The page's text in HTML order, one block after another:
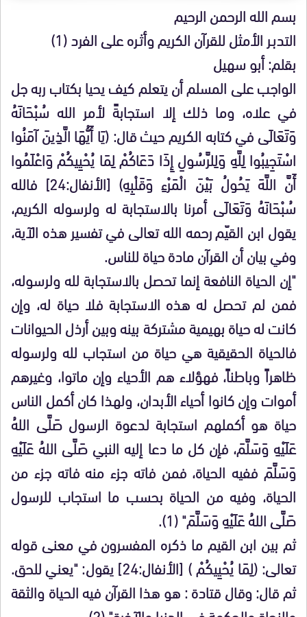
بسم الله الرحمن الرحيم
التدبـر الأمثل للقرآن الكريم وأثـره على الفرد (1)
بقلم: أبو سهيل
الواجب على المسلم أن يتعلم كيف يحيا بكتاب ربه جل
في علاه، وما ذلك إلا استجابةً لأمر الله سُبْحَانَهُ
وَتَعَالَى في كتابه الكريم حيث قال: (يَا أَيُّهَا الَّذِينَ آمَنُوا
اسْتَجِيبُوا لِلَّهِ وَلِلرَّسُولِ إِذَا دَعَاكُمْ لِمَا يُحْيِيكُمْ وَاعْلَمُوا
أَنَّ اللَّهَ يَحُولُ بَيْنَ الْمَرْءِ وَقَلْبِهِ) [الأنفال:24] فالله
سُبْحَانَهُ وَتَعَالَى أمرنا بالاستجابة له ولرسوله الكريم،
يقول ابن القيّم رحمه الله تعالى في تفسير هذه الآية،
وفي بيان أن القرآن مادة حياة للناس.
"إن الحياة النافعة إنما تحصل بالاستجابة لله ولرسوله،
فمن لم تحصل له هذه الاستجابة فلا حياة له، وإن
كانت له حياة بهيمية مشتركة بينه وبين أرذل الحيوانات
فالحياة الحقيقية هي حياة من استجاب لله ولرسوله
ظاهراً وباطناً، فهؤلاء هم الأحياء وإن ماتوا، وغيرهم
أموات وإن كانوا أحياء الأبدان، ولهذا كان أكمل الناس
حياة هو أكملهم استجابة لدعوة الرسول صَلَّى اللهُ
عَلَيْهِ وَسَلَّمَ، فإن كل ما دعا إليه النبي صَلَّى اللهُ عَلَيْهِ
وَسَلَّمَ ففيه الحياة، فمن فاته جزء منه فاته جزء من
الحياة، وفيه من الحياة بحسب ما استجاب للرسول
صَلَّى اللهُ عَلَيْهِ وَسَلَّمَ" (1).
ثم بين ابن القيم ما ذكره المفسرون في معنى قوله
تعالى: (لِمَا يُحْيِيكُمْ ) [الأنفال:24] يقول: "يعني للحق.
ثم قال: وقال قتادة : هو هذا القرآن فيه الحياة والثقة